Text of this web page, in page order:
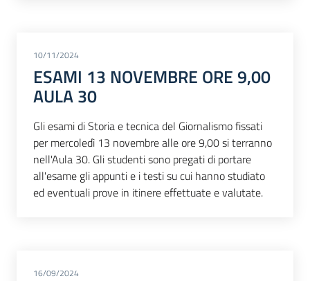
10/11/2024
ESAMI 13 NOVEMBRE ORE 9,00
AULA 30
Gli esami di Storia e tecnica del Giornalismo fissati
per mercoledì 13 novembre alle ore 9,00 si terranno
nell'Aula 30. Gli studenti sono pregati di portare
all'esame gli appunti e i testi su cui hanno studiato
ed eventuali prove in itinere effettuate e valutate.
16/09/2024